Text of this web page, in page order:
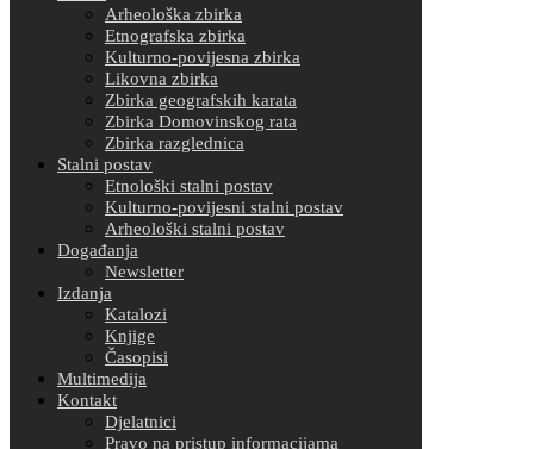
Arheološka zbirka
Etnografska zbirka
Kulturno-povijesna zbirka
Likovna zbirka
Zbirka geografskih karata
Zbirka Domovinskog rata
Zbirka razglednica
Stalni postav
Etnološki stalni postav
Kulturno-povijesni stalni postav
Arheološki stalni postav
Događanja
Newsletter
Izdanja
Katalozi
Knjige
Časopisi
Multimedija
Kontakt
Djelatnici
Pravo na pristup informacijama